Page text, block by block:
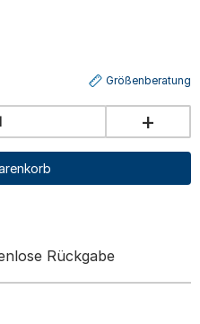
Größenberatung
+
Rückgabe